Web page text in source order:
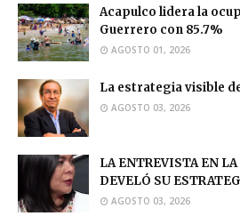
Acapulco lidera la
Guerrero con 85.7%
AGOSTO 01, 2026
La estrategia visible
AGOSTO 03, 2026
LA ENTREVISTA EN
DEVELÓ SU
AGOSTO 03, 2026